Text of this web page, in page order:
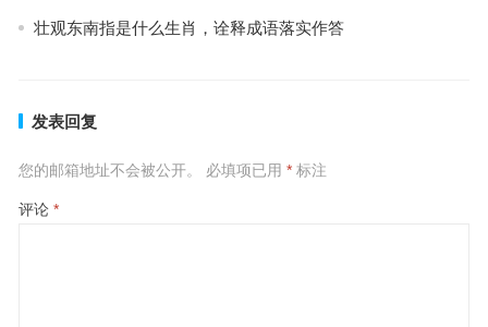
壮观东南指是什么生肖，诠释成语落实作答
发表回复
您的邮箱地址不会被公开。 必填项已用 *标注
评论 *